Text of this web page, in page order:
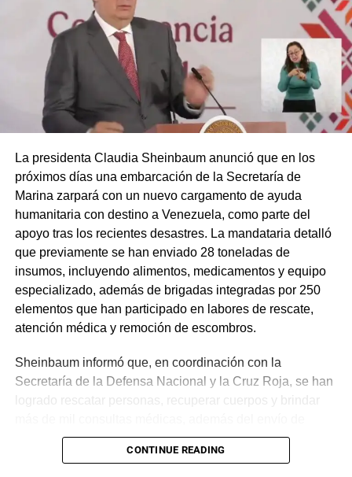
La presidenta Claudia Sheinbaum anunció que en los
próximos días una embarcación de la Secretaría de
Marina zarpará con un nuevo cargamento de ayuda
humanitaria con destino a Venezuela, como parte del
apoyo tras los recientes desastres. La mandataria detalló
que previamente se han enviado 28 toneladas de
insumos, incluyendo alimentos, medicamentos y equipo
especializado, además de brigadas integradas por 250
elementos que han participado en labores de rescate,
atención médica y remoción de escombros.
Sheinbaum informó que, en coordinación con la
Secretaría de la Defensa Nacional y la Cruz Roja, se han
logrado rescatar personas, recuperar cuerpos y brindar
plantas de energía y materiales de apoyo. Subrayó que
estas acciones responden a solicitudes del gobierno
CONTINUE READING